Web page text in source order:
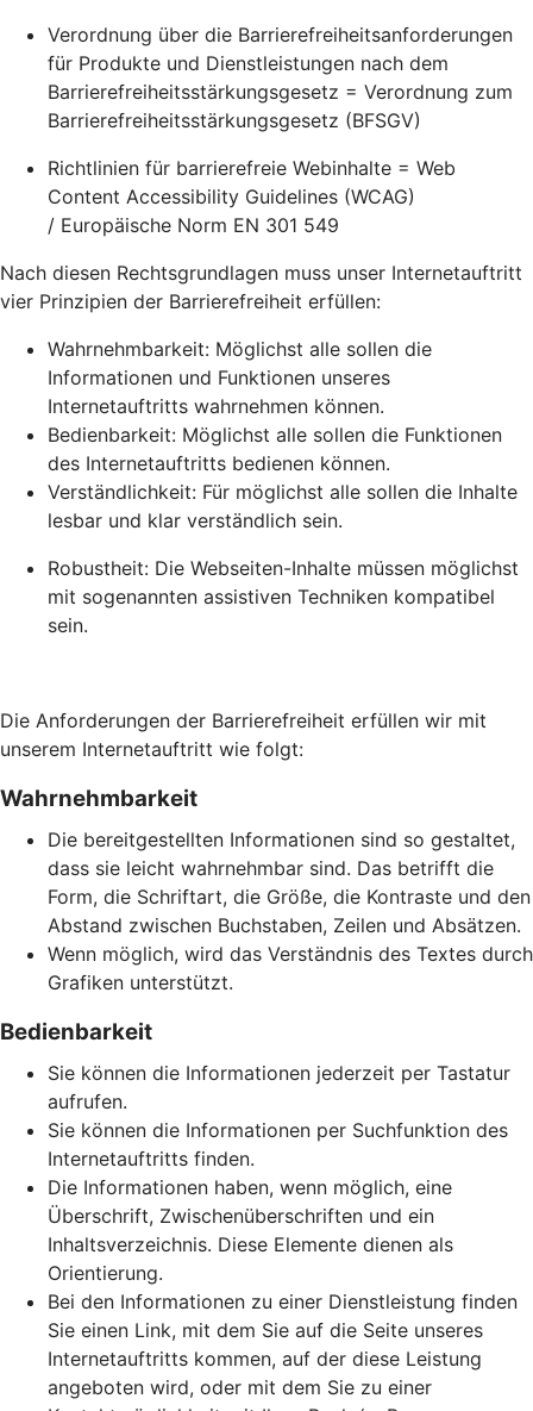
Verordnung über die Barrierefreiheitsanforderungen
für Produkte und Dienstleistungen nach dem
Barrierefreiheitsstärkungsgesetz = Verordnung zum
Barrierefreiheitsstärkungsgesetz (BFSGV)
Richtlinien für barrierefreie Webinhalte = Web
Content Accessibility Guidelines (WCAG)
/ Europäische Norm EN 301 549
Nach diesen Rechtsgrundlagen muss unser Internetauftritt
vier Prinzipien der Barrierefreiheit erfüllen:
Wahrnehmbarkeit: Möglichst alle sollen die
Informationen und Funktionen unseres
Internetauftritts wahrnehmen können.
Bedienbarkeit: Möglichst alle sollen die Funktionen
des Internetauftritts bedienen können.
Verständlichkeit: Für möglichst alle sollen die Inhalte
lesbar und klar verständlich sein.
Robustheit: Die Webseiten-Inhalte müssen möglichst
mit sogenannten assistiven Techniken kompatibel
sein.
Die Anforderungen der Barrierefreiheit erfüllen wir mit
unserem Internetauftritt wie folgt:
Wahrnehmbarkeit
Die bereitgestellten Informationen sind so gestaltet,
dass sie leicht wahrnehmbar sind. Das betrifft die
Form, die Schriftart, die Größe, die Kontraste und den
Abstand zwischen Buchstaben, Zeilen und Absätzen.
Wenn möglich, wird das Verständnis des Textes durch
Grafiken unterstützt.
Bedienbarkeit
Sie können die Informationen jederzeit per Tastatur
aufrufen.
Sie können die Informationen per Suchfunktion des
Internetauftritts finden.
Die Informationen haben, wenn möglich, eine
Überschrift, Zwischenüberschriften und ein
Inhaltsverzeichnis. Diese Elemente dienen als
Orientierung.
Bei den Informationen zu einer Dienstleistung finden
Sie einen Link, mit dem Sie auf die Seite unseres
Internetauftritts kommen, auf der diese Leistung
angeboten wird, oder mit dem Sie zu einer